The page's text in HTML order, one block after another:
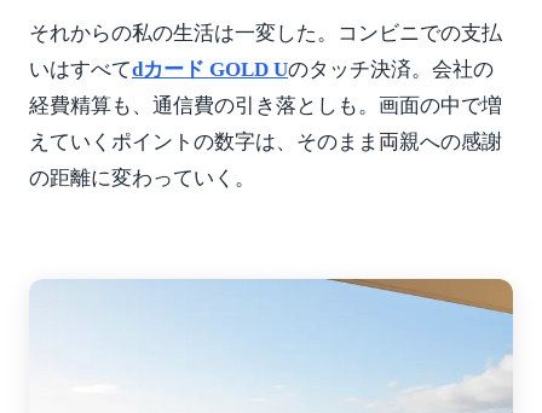
それからの私の生活は一変した。コンビニでの支払
いはすべてdカード GOLD Uのタッチ決済。会社の
経費精算も、通信費の引き落としも。画面の中で増
えていくポイントの数字は、そのまま両親への感謝
の距離に変わっていく。